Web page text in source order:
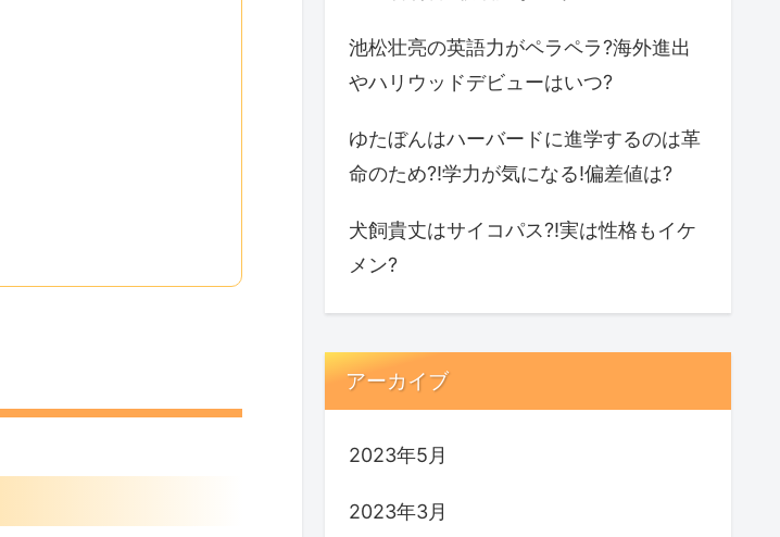
池松壮亮の英語力がペラペラ?海外進出
やハリウッドデビューはいつ?
ゆたぼんはハーバードに進学するのは革
命のため?!学力が気になる!偏差値は?
犬飼貴丈はサイコパス?!実は性格もイケ
メン?
アーカイブ
2023年5月
2023年3月